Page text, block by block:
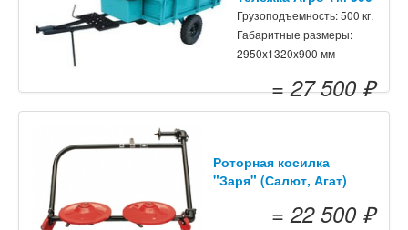
Грузоподъемность: 500 кг.
Габаритные размеры:
2950x1320x900 мм
= 27 500 ₽
Роторная косилка
"Заря" (Салют, Агат)
= 22 500 ₽